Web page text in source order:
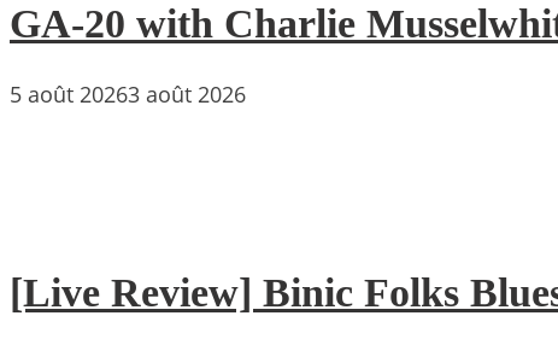
GA-20 with Charlie
5 août 20263 août 2026
[Live Review] Binic Folks